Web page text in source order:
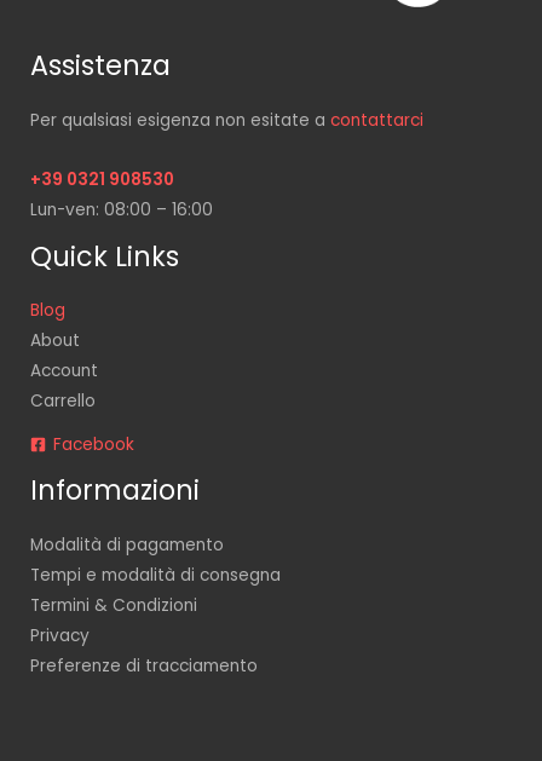
Assistenza
Per qualsiasi esigenza non esitate a contattarci
+39 0321 908530
Lun-ven: 08:00 – 16:00
Quick Links
Blog
About
Account
Carrello
Facebook
Informazioni
Modalità di pagamento
Tempi e modalità di consegna
Termini & Condizioni
Privacy
Preferenze di tracciamento